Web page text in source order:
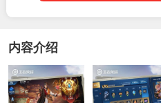
内容介绍